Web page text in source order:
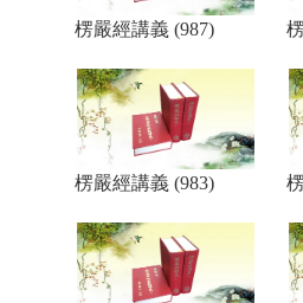
楞嚴經講義 (987)
楞嚴經講義 (983)